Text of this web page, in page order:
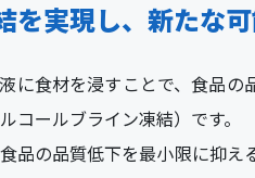
実現し、新たな
に食材を浸すことで、食品の
コールブライン凍結）です。
品の品質低下を最小限に抑え